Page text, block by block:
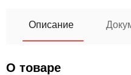
Описание
О товаре